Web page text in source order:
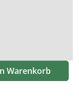
ein oder benutze
Warenkorb